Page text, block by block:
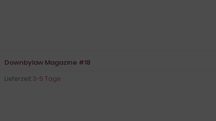
Downbylaw Magazine #18
Lieferzeit:3-5 Tage